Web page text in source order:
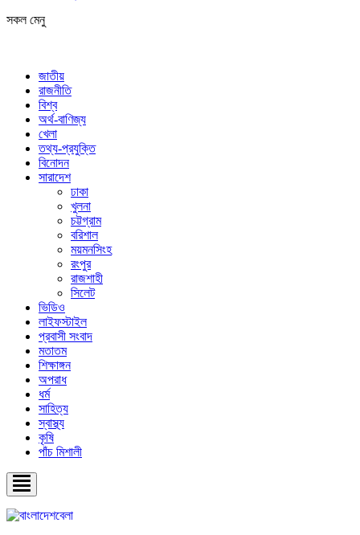
সকল মেনু
জাতীয়
রাজনীতি
বিশ্ব
অর্থ-বাণিজ্য
খেলা
তথ্য-প্রযুক্তি
বিনোদন
সারাদেশ
ঢাকা
খুলনা
চট্টগ্রাম
বরিশাল
ময়মনসিংহ
রংপুর
রাজশাহী
সিলেট
ভিডিও
লাইফস্টাইল
প্রবাসী সংবাদ
মতাতম
শিক্ষাঙ্গন
অপরাধ
ধর্ম
সাহিত্য
স্বাস্থ্য
কৃষি
পাঁচ মিশালী